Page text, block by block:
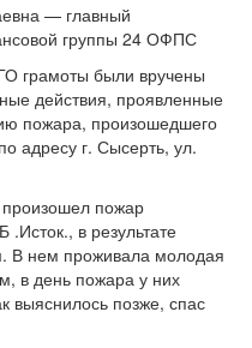
— главный
группы 24 ОФПС
грамоты были вручены
действия, проявленные
пожара, произошедшего
адресу г. Сысерть, ул.
пожар
.Исток., в результате
В нем проживала молодая
в день пожара у них
выяснилось позже, спас